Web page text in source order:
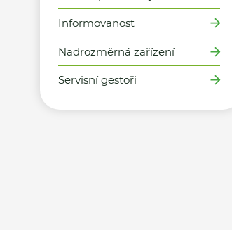
Informovanost
Nadrozměrná zařízení
Servisní gestoři